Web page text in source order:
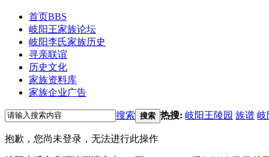
首页BBS
岐阳王家族论坛
岐阳李氏家族历史
寻亲联谊
历史文化
家族资料库
家族企业广告
搜索 搜索 热搜: 岐阳王陵园 族谱 岐
抱歉，您尚未登录，无法进行此操作